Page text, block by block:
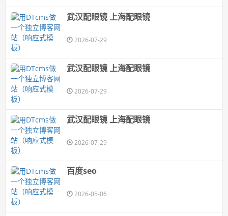
武汉配眼镜 上海配眼镜
2026-07-29
武汉配眼镜 上海配眼镜
2026-07-29
武汉配眼镜 上海配眼镜
2026-07-29
百度seo
2026-05-06